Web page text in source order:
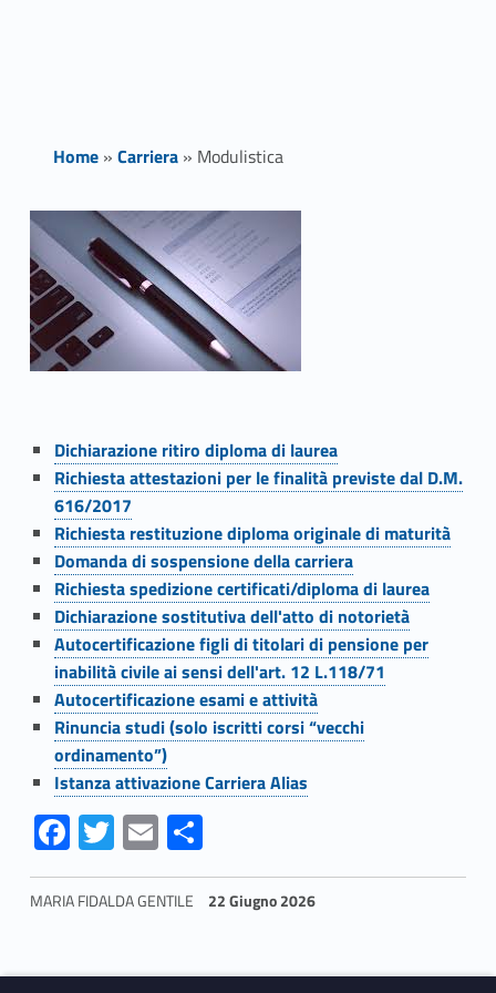
Home» Carriera» Modulistica
M
o
d
u
i
s
t
i
c
Dichiarazione ritiro diploma di laurea
Richiesta attestazioni per le finalità previste dal D.M.
616/2017
Richiesta restituzione diploma originale di maturità
Domanda di sospensione della carriera
Richiesta spedizione certificati/diploma di laurea
Dichiarazione sostitutiva dell'atto di notorietà
Autocertificazione figli di titolari di pensione per
inabilità civile ai sensi dell'art. 12 L.118/71
Autocertificazione esami e attività
Rinuncia studi (solo iscritti corsi “vecchi
ordinamento”)
Istanza attivazione Carriera Alias
Fa
ce
b
o
T
w
itt
E
m
ai
S
h
ar
MARIA FIDALDA GENTILE 22 Giugno 2026